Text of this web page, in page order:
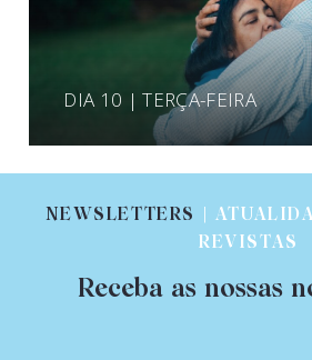
DIA 10 | TERÇA-FEIRA
NEWSLETTERS
|
REVISTAS
Receba as nossas